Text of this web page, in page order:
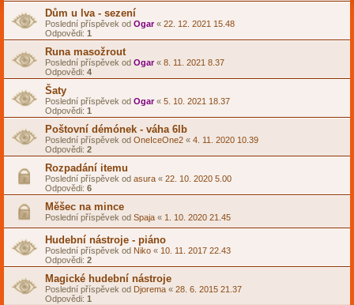
Dům u lva - sezení
Poslední příspěvek od Ogar« 22. 12. 2021 15.48
Odpovědi: 1
Runa masožrout
Poslední příspěvek od Ogar« 8. 11. 2021 8.37
Odpovědi: 4
Šaty
Poslední příspěvek od Ogar« 5. 10. 2021 18.37
Odpovědi: 1
Poštovní démónek - váha 6lb
Poslední příspěvek od OneIceOne2 « 4. 11. 2020 10.39
Odpovědi: 2
Rozpadání itemu
Poslední příspěvek od asura « 22. 10. 2020 5.00
Odpovědi: 6
Měšec na mince
Poslední příspěvek od Spaja « 1. 10. 2020 21.45
Hudební nástroje - piáno
Poslední příspěvek od Niko « 10. 11. 2017 22.43
Odpovědi: 2
Magické hudební nástroje
Poslední příspěvek od Djorema « 28. 6. 2015 21.37
Odpovědi: 1